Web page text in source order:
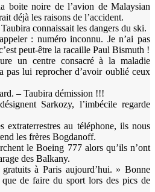
boite noire de l’avion de Malaysian
déjà les raisons de l’accident.
connaissait les dangers du ski.
: numéro inconnu. Je n’ai pas
peut-être la racaille Paul Bismuth !
un centre consacré à la maladie
pas lui reprocher d’avoir oublié ceux
– Taubira démission !!!
Sarkozy, l’imbécile regarde
au téléphone, ils nous
les frères Bogdanoff.
le Boeing 777 alors qu’ils n’ont
des Balkany.
à Paris aujourd’hui. » Bonne
de faire du sport lors des pics de